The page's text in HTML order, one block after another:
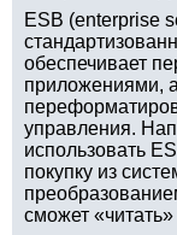
ESB (enterprise
обеспечивает
приложениями,
управления.
использовать
покупку из
сможет